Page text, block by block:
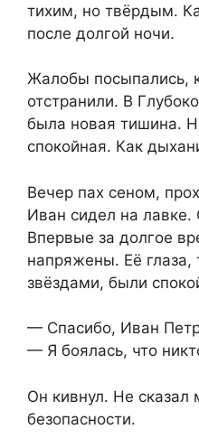
тихим, но твёрдым.
после долгой ночи.
Жалобы посыпались,
отстранили. В
была новая тишина.
спокойная. Как
Вечер пах сеном,
Иван сидел на лавке.
Впервые за долгое
напряжены. Её глаза,
звёздами, были
— Спасибо, Иван
— Я боялась, что
Он кивнул. Не сказал
безопасности.